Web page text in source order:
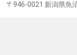
〒946-0021 新潟県魚